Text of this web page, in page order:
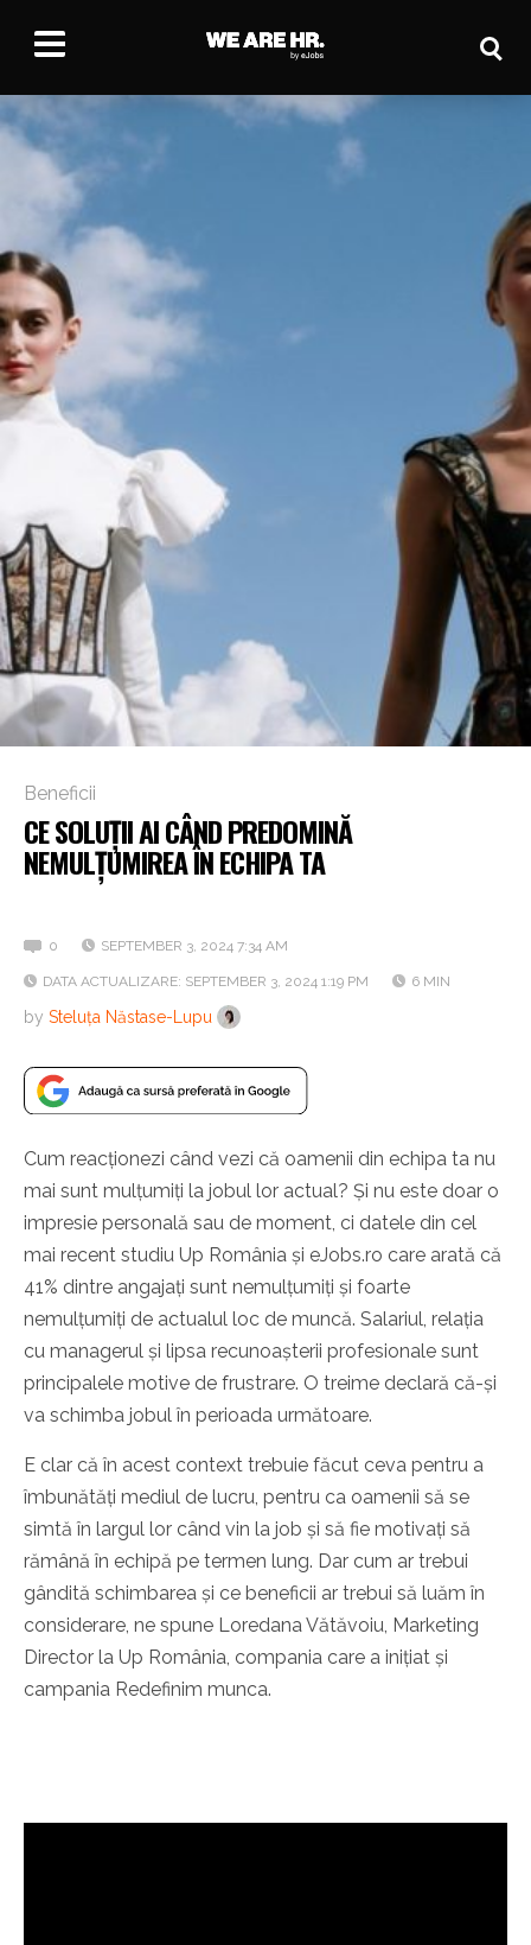
Beneficii
CE SOLUȚII AI CÂND PREDOMINĂ
NEMULȚUMIREA ÎN ECHIPA TA
0 SEPTEMBER 3, 2024 7:34 AM
DATA ACTUALIZARE: SEPTEMBER 3, 2024 1:19 PM 6 MIN
by Steluța Năstase-Lupu
Cum reacționezi când vezi că oamenii din echipa ta nu
mai sunt mulțumiți la jobul lor actual? Și nu este doar o
impresie personală sau de moment, ci datele din cel
mai recent studiu Up România și eJobs.ro care arată că
41% dintre angajați sunt nemulțumiți și foarte
nemulțumiți de actualul loc de muncă. Salariul, relația
cu managerul și lipsa recunoașterii profesionale sunt
principalele motive de frustrare. O treime declară că-și
va schimba jobul în perioada următoare.
E clar că în acest context trebuie făcut ceva pentru a
îmbunătăți mediul de lucru, pentru ca oamenii să se
simtă în largul lor când vin la job și să fie motivați să
rămână în echipă pe termen lung. Dar cum ar trebui
gândită schimbarea și ce beneficii ar trebui să luăm în
considerare, ne spune Loredana Vătăvoiu, Marketing
Director la Up România, compania care a inițiat și
campania Redefinim munca.